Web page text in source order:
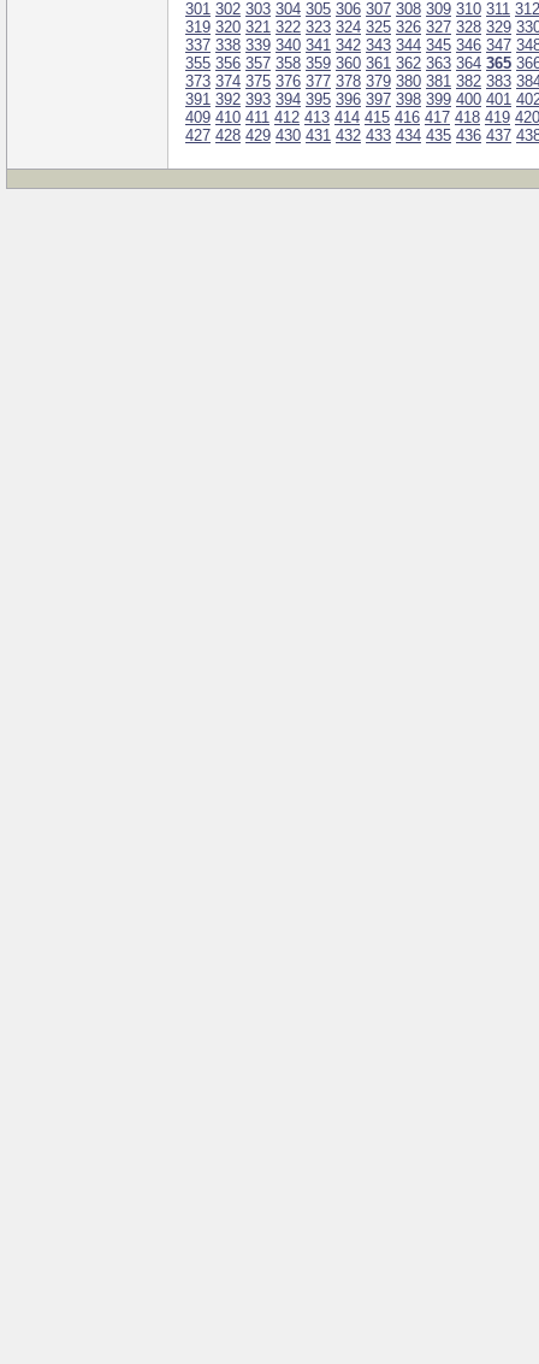
301 302 303 304 305 306 307 308 309 310 311 312
319 320 321 322 323 324 325 326 327 328 329
337 338 339 340 341 342 343 344 345 346 347
355 356 357 358 359 360 361 362 363 364 365
373 374 375 376 377 378 379 380 381 382 383
391 392 393 394 395 396 397 398 399 400 401
409 410 411 412 413 414 415 416 417 418 419 420
427 428 429 430 431 432 433 434 435 436 437